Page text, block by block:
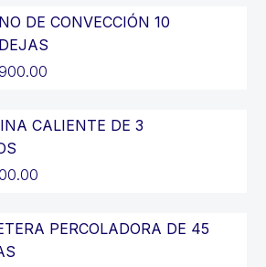
DE CONVECCIÓN 10
CALIENTE DE 3
PERCOLADORA DE 45